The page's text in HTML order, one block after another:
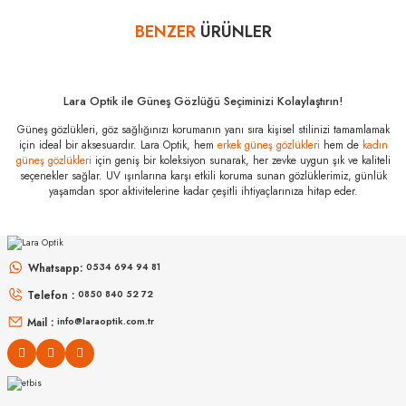
Steel Sport
Stok Kodu
Fullsafe SS-FS C11 (M)
Yorum Yaz
BENZERÜRÜNLER
SERENGETI
0₺
SERENGETI
Spello 8798 58
Lara Optik ile Güneş Gözlüğü Seçiminizi Kolaylaştırın!
Güneş gözlükleri, göz sağlığınızı korumanın yanı sıra kişisel stilinizi tamamlamak
için ideal bir aksesuardır. Lara Optik, hem erkek güneş gözlükleri hem de kadın
güneş gözlükleri için geniş bir koleksiyon sunarak, her zevke uygun şık ve kaliteli
seçenekler sağlar. UV ışınlarına karşı etkili koruma sunan gözlüklerimiz, günlük
yaşamdan spor aktivitelerine kadar çeşitli ihtiyaçlarınıza hitap eder.
Whatsapp: 0534 694 94 81
Telefon : 0850 840 52 72
Mail : info@laraoptik.com.tr